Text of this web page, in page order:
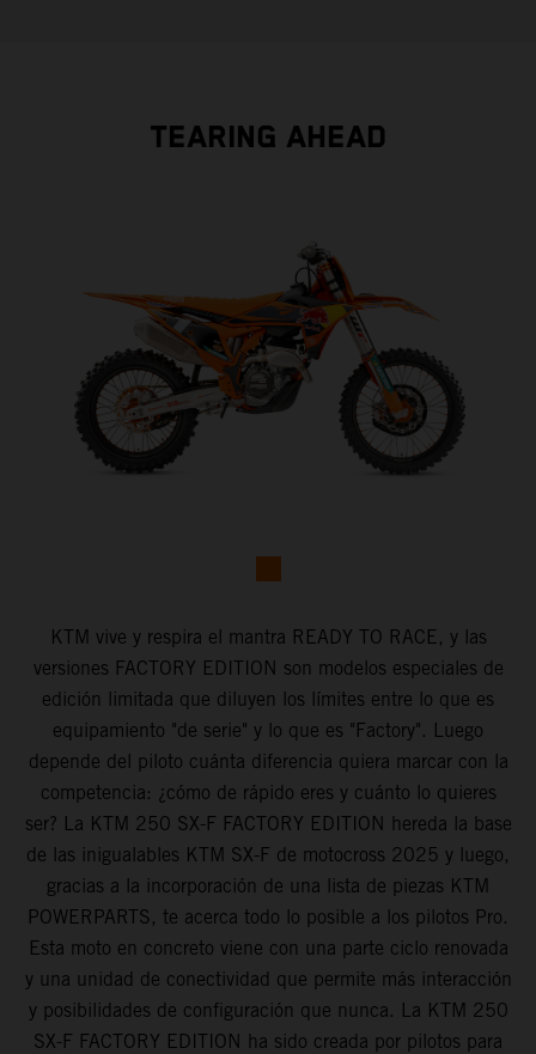
TEARING AHEAD
KTM vive y respira el mantra READY TO RACE, y las
versiones FACTORY EDITION son modelos especiales de
edición limitada que diluyen los límites entre lo que es
equipamiento "de serie" y lo que es "Factory". Luego
depende del piloto cuánta diferencia quiera marcar con la
competencia: ¿cómo de rápido eres y cuánto lo quieres
ser? La KTM 250 SX-F FACTORY EDITION hereda la base
de las inigualables KTM SX-F de motocross 2025 y luego,
gracias a la incorporación de una lista de piezas KTM
POWERPARTS, te acerca todo lo posible a los pilotos Pro.
Esta moto en concreto viene con una parte ciclo renovada
y una unidad de conectividad que permite más interacción
y posibilidades de configuración que nunca. La KTM 250
SX-F FACTORY EDITION ha sido creada por pilotos para